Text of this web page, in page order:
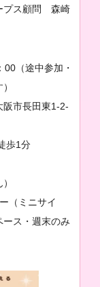
プス顧問 森崎
（途中参加・
市長田東1-2-
歩1分
（ミニサイ
ース・週末のみ